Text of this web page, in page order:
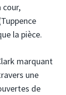
cour,
la pièce.
marquant
une
de